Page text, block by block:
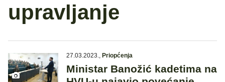
upravljanje
27.03.2023., Priopćenja
Ministar Banožić kadetima na